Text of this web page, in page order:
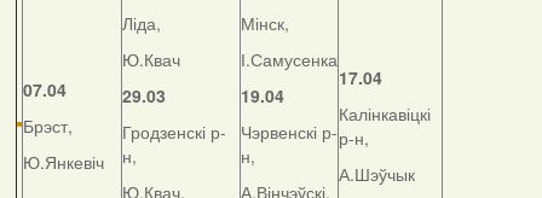
07.04
Брэст,
Ю.Янкевіч
Ліда,
Ю.Квач
29.03
Гродзенскі р-
н,
Ю.Квач,
Мінск,
І.Самусенка
19.04
Чэрвенскі р-
н,
А.Вінчэўскі,
17.04
Калінкавіцкі
р-н,
А.Шэўчык